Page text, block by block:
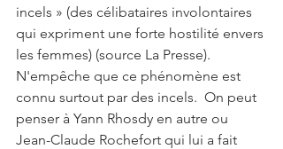
incels » (des célibataires involontaires
qui expriment une forte hostilité envers
les femmes) (source La Presse).
N'empêche que ce phénomène est
connu surtout par des incels.  On peut
penser à Yann Rhosdy en autre ou
Jean-Claude Rochefort qui lui a fait